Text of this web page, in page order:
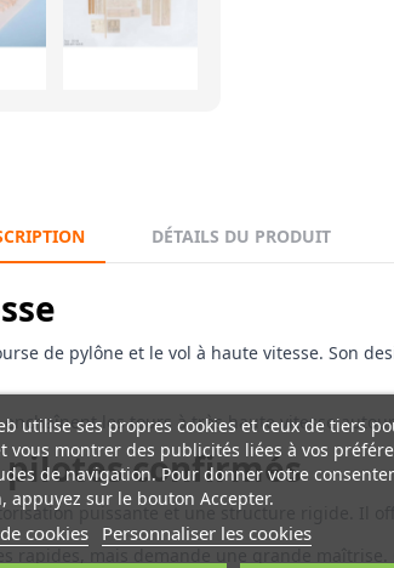
DÉTAILS DU PRODUIT
de pylône et le vol à haute vitesse. Son
les tours à très haute vitesse
confirmés
puissante et une structure rigide. Il
rapides, mais demande une grande
utilise ses propres cookies et ceux de tiers
vous montrer des publicités liées à vos
de navigation. Pour donner votre
appuyez sur le bouton Accepter.
cookies Personnaliser les cookies